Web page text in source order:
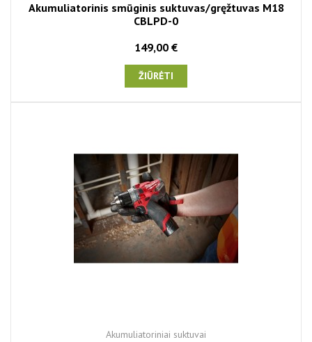
Akumuliatorinis smūginis suktuvas/gręžtuvas M18
CBLPD-0
149,00 €
ŽIŪRĖTI
Akumuliatoriniai suktuvai